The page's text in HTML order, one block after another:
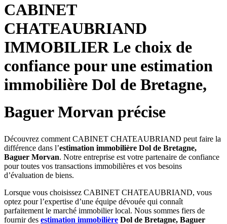
CABINET
CHATEAUBRIAND
IMMOBILIER Le choix de
confiance pour une estimation
immobilière Dol de Bretagne,
Baguer Morvan précise
Découvrez comment CABINET CHATEAUBRIAND peut faire la
différence dans l’estimation immobilière Dol de Bretagne,
Baguer Morvan. Notre entreprise est votre partenaire de confiance
pour toutes vos transactions immobilières et vos besoins
d’évaluation de biens.
Lorsque vous choisissez CABINET CHATEAUBRIAND, vous
optez pour l’expertise d’une équipe dévouée qui connaît
parfaitement le marché immobilier local. Nous sommes fiers de
fournir des estimation immobilière Dol de Bretagne, Baguer